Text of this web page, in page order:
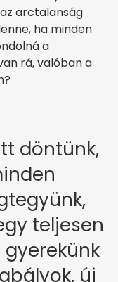
arctalanság
ha minden
a
rá, valóban a
döntünk,
teljesen
új